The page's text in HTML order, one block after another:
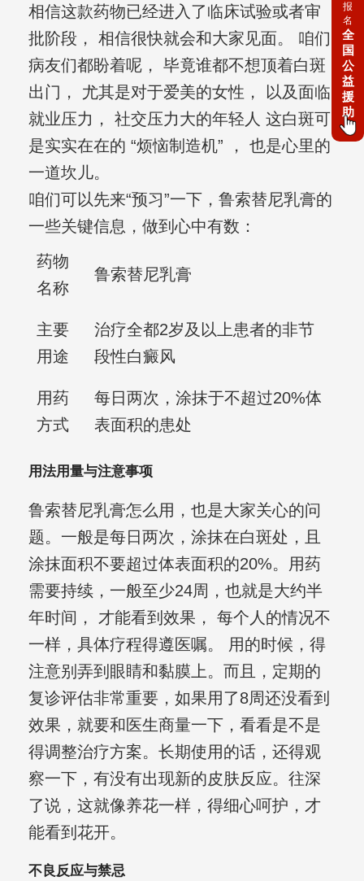
相信这款药物已经进入了临床试验或者审
批阶段， 相信很快就会和大家见面。 咱们
病友们都盼着呢， 毕竟谁都不想顶着白斑
出门， 尤其是对于爱美的女性， 以及面临
就业压力， 社交压力大的年轻人 这白斑可
是实实在在的 “烦恼制造机” ， 也是心里的
一道坎儿。
咱们可以先来“预习”一下，鲁索替尼乳膏的
一些关键信息，做到心中有数：
药物
名称
鲁索替尼乳膏
主要
用途
治疗全都2岁及以上患者的非节
段性白癜风
用药
方式
每日两次，涂抹于不超过20%体
表面积的患处
用法用量与注意事项
鲁索替尼乳膏怎么用，也是大家关心的问
题。一般是每日两次，涂抹在白斑处，且
涂抹面积不要超过体表面积的20%。用药
需要持续，一般至少24周，也就是大约半
年时间， 才能看到效果， 每个人的情况不
一样，具体疗程得遵医嘱。 用的时候，得
注意别弄到眼睛和黏膜上。而且，定期的
复诊评估非常重要，如果用了8周还没看到
效果，就要和医生商量一下，看看是不是
得调整治疗方案。长期使用的话，还得观
察一下，有没有出现新的皮肤反应。往深
了说，这就像养花一样，得细心呵护，才
能看到花开。
不良反应与禁忌
报
名
全
国
公
益
援
助